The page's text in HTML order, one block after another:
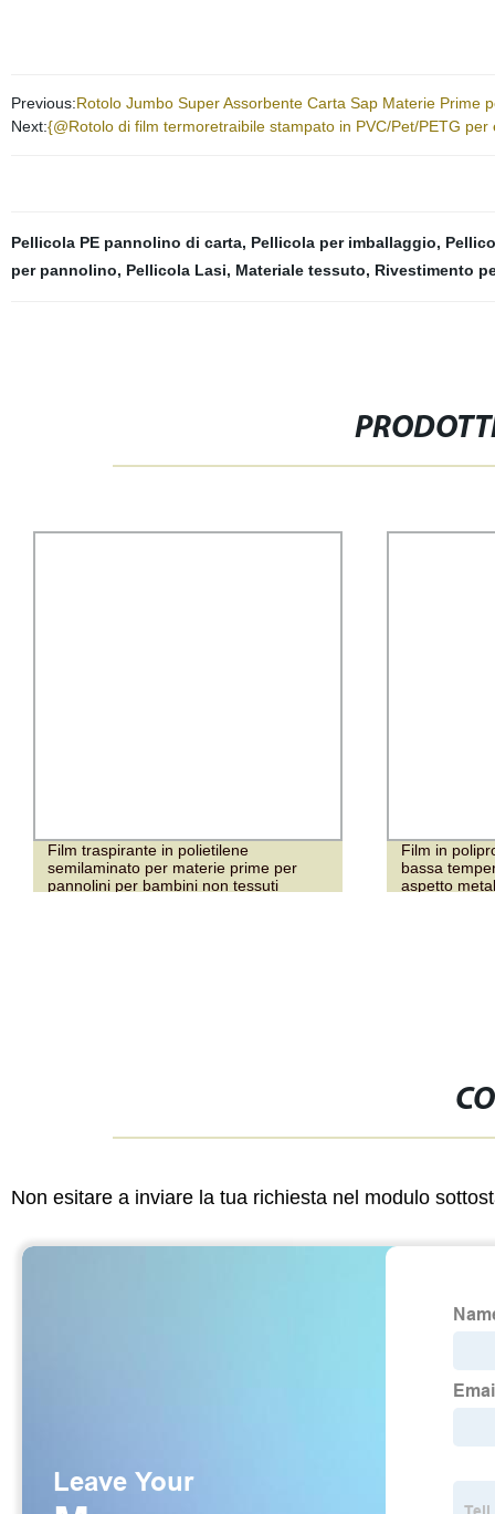
Previous:Rotolo Jumbo Super Assorbente Carta Sap Materie Prime
Next:{@Rotolo di film termoretraibile stampato in PVC/Pet/PETG
Pellicola PE pannolino di carta, Pellicola per imballaggio,
per pannolino, Pellicola Lasi, Materiale tessuto, Rivestimento
Film traspirante in polietilene
semilaminato per materie prime per
pannolini per bambini non tessuti
Film in
bassa
aspetto
Non esitare a inviare la tua richiesta nel modulo